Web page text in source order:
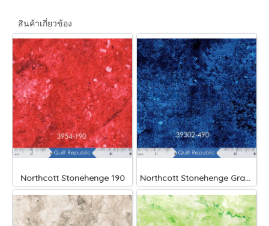
สินค้าเกี่ยวข้อง
Northcott Stonehenge 190 Northcott Stonehenge Gradations Navy